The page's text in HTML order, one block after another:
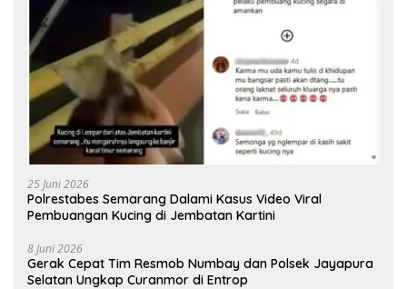
25 Juni 2026
Polrestabes Semarang Dalami Kasus Video Viral
Pembuangan Kucing di Jembatan Kartini
8 Juni 2026
Gerak Cepat Tim Resmob Numbay dan Polsek Jayapura
Selatan Ungkap Curanmor di Entrop